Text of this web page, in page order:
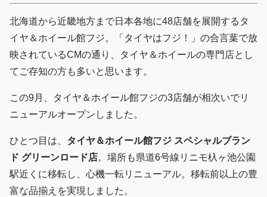
北海道から近畿地方まで日本各地に48店舗を展開するタ
イヤ＆ホイール館フジ。「タイヤはフジ！」の合言葉で放
映されているCMの通り、タイヤ＆ホイールの専門店とし
てご存知の方も多いと思います。
この9月、タイヤ＆ホイール館フジの3店舗が相次いでリ
ニューアルオープンしました。
ひとつ目は、 タイヤ＆ホイール館フジ スペシャルブラン
ド グリーンロード店。場所も県道6号線リニモ杁ヶ池公園
駅近くに移転し、心機一転リニューアル。移転前以上の豊
富な品揃えを実現しました。